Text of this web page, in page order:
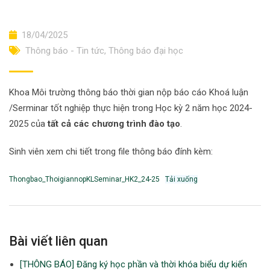
18/04/2025
Thông báo - Tin tức, Thông báo đại học
Khoa Môi trường thông báo thời gian nộp báo cáo Khoá luận
/Serminar tốt nghiệp thực hiện trong Học kỳ 2 năm học 2024-
2025 củatất cả các chương trình đào tạo.
Sinh viên xem chi tiết trong file thông báo đính kèm:
Thongbao_ThoigiannopKLSeminar_HK2_24-25 Tải xuống
Bài viết liên quan
[THÔNG BÁO] Đăng ký học phần và thời khóa biểu dự kiến